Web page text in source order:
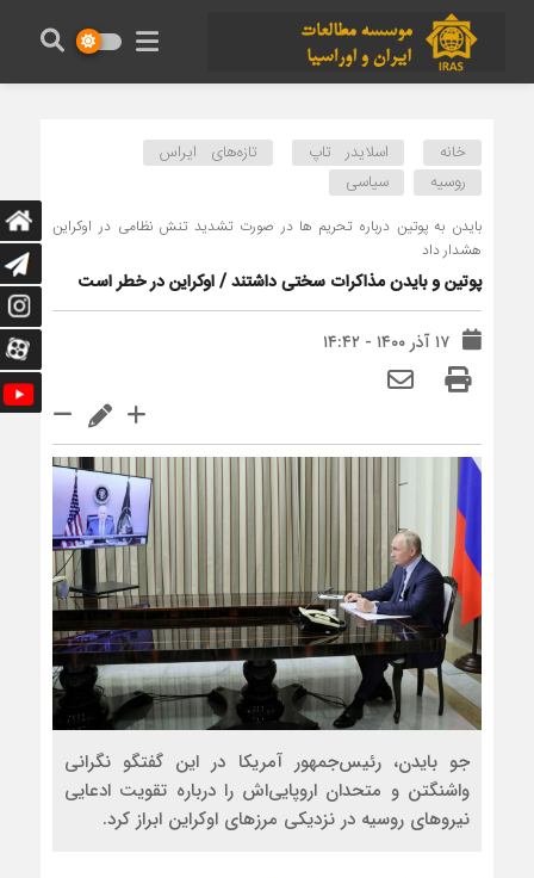
خانه اسلایدر تاپ
تازه‌های ایراس
روسیه
سیاسی
بایدن به پوتین درباره تحریم ها در صورت تشدید تنش نظامی در اوکراین
هشدار داد
پوتین و بایدن مذاکرات سختی داشتند / اوکراین در خطر است
۱۷ آذر ۱۴۰۰ - ۱۴:۴۲
جو بایدن، رئیس‌جمهور آمریکا در این گفتگو نگرانی
واشنگتن و متحدان اروپایی‌اش را درباره تقویت ادعایی
نیروهای روسیه در نزدیکی مرزهای اوکراین ابراز کرد.